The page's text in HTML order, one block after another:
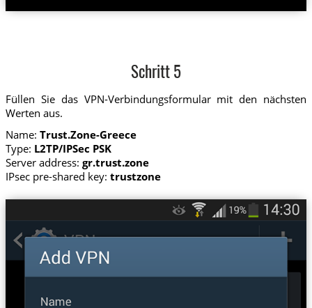
Schritt 5
Füllen Sie das VPN-Verbindungsformular mit den nächsten
Werten aus.
Name: Trust.Zone-Greece
Type: L2TP/IPSec PSK
Server address: gr.trust.zone
IPsec pre-shared key: trustzone